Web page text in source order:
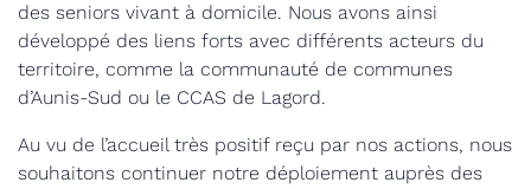
des seniors vivant à domicile. Nous avons ainsi
développé des liens forts avec différents acteurs du
territoire, comme la communauté de communes
d’Aunis-Sud ou le CCAS de Lagord.
Au vu de l’accueil très positif reçu par nos actions, nous
souhaitons continuer notre déploiement auprès des